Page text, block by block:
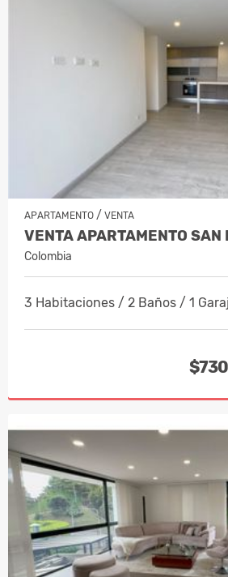
APARTAMENTO / VENTA
Colombia
3 Habitaciones / 2 Baños / 1